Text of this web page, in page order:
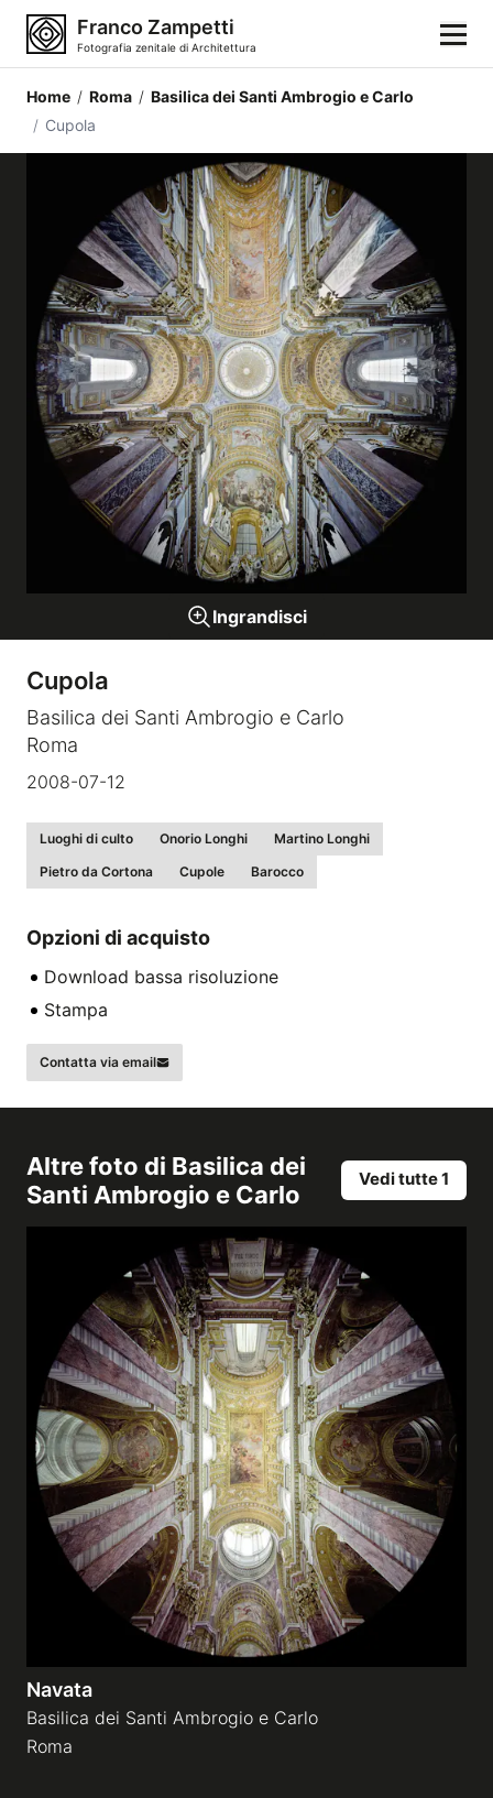
Franco Zampetti
Fotografia zenitale di Architettura
Fotografie
Categorie di edifici
Luoghi
Città
Stili architettonici
Elementi architettonici
Architetti e autori
Gallerie a tema
Sequenze
Home / Roma / Basilica dei Santi Ambrogio e Carlo
/ Cupola
Ingrandisci
Cupola
Basilica dei Santi Ambrogio e Carlo
Roma
2008-07-12
Luoghi di culto Onorio Longhi
Martino Longhi
Pietro da Cortona
Cupole Barocco
Opzioni di acquisto
Download bassa risoluzione
Stampa
Contatta via email
Altre foto di Basilica dei
Santi Ambrogio e Carlo
Vedi tutte 1
Navata
Basilica dei Santi Ambrogio e Carlo
Roma